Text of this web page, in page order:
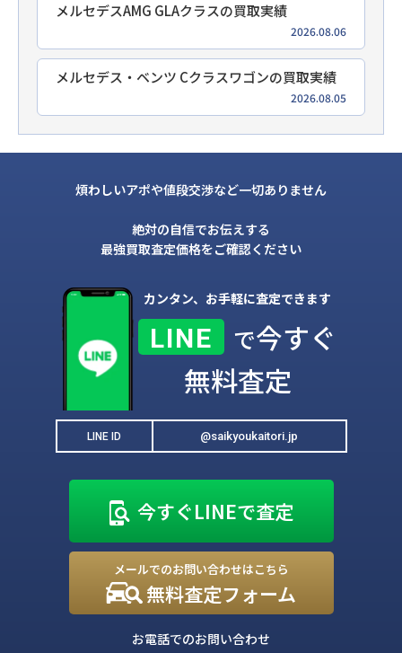
メルセデスAMG GLAクラスの買取実績
2026.08.06
メルセデス・ベンツ Cクラスワゴンの買取実績
2026.08.05
煩わしいアポや値段交渉など一切ありません
絶対の自信でお伝えする
最強買取査定価格をご確認ください
カンタン、お手軽に査定できます
LINE で今すぐ
無料査定
LINE ID @saikyoukaitori.jp
今すぐLINEで査定
メールでのお問い合わせはこちら
無料査定フォーム
お電話でのお問い合わせ